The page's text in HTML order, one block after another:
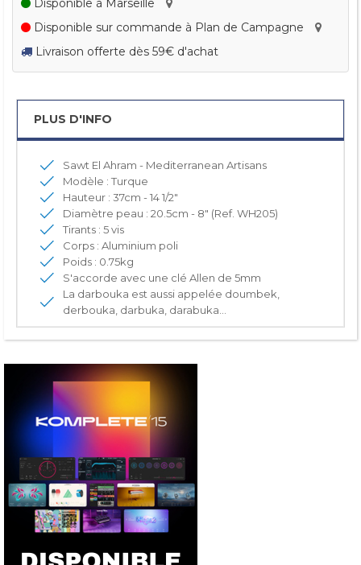
Disponible sur commande à Plan de Campagne
Livraison offerte dès 59€ d'achat
PLUS D'INFO
Sawt El Ahram - Mediterranean Artisans
Modèle : Turque
Hauteur : 37cm - 14 1/2"
Diamètre peau : 20.5cm - 8" (Ref. WH205)
Tirants : 5 vis
Corps : Aluminium poli
Poids : 0.75kg
S'accorde avec une clé Allen de 5mm
La darbouka est aussi appelée doumbek,
derbouka, darbuka, darabuka…